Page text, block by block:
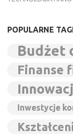
POPULARNE TAGI
Budżet
Finanse
Inwestycje